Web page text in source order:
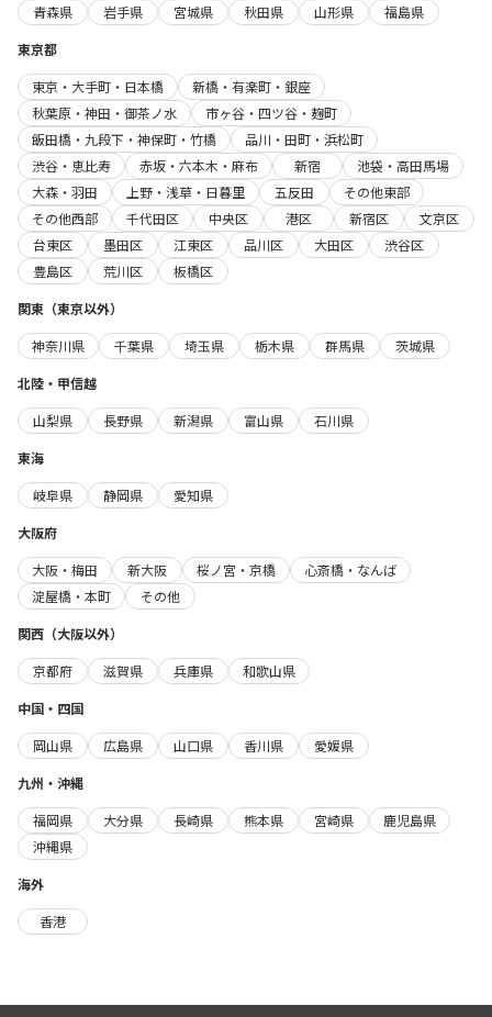
青森県
岩手県 宮城県 秋田県 山形県
福島県
東京都
東京・大手町・日本橋
新橋・有楽町・銀座
秋葉原・神田・御茶ノ水
市ヶ谷・四ツ谷・麹町
飯田橋・九段下・神保町・竹橋
品川・田町・浜松町
渋谷・恵比寿
赤坂・六本木・麻布 新宿
池袋・高田馬場
大森・羽田
上野・浅草・日暮里 五反田
その他東部
その他西部
千代田区 中央区 港区 新宿区
文京区
台東区
墨田区 江東区 品川区 大田区
渋谷区
豊島区
荒川区
板橋区
関東（東京以外）
神奈川県
千葉県 埼玉県 栃木県 群馬県
茨城県
北陸・甲信越
山梨県
長野県 新潟県 富山県
石川県
東海
岐阜県
静岡県
愛知県
大阪府
大阪・梅田
新大阪 桜ノ宮・京橋
心斎橋・なんば
淀屋橋・本町
その他
関西（大阪以外）
京都府
滋賀県 兵庫県
和歌山県
中国・四国
岡山県
広島県 山口県 香川県
愛媛県
九州・沖縄
福岡県
大分県 長崎県 熊本県 宮崎県
鹿児島県
沖縄県
海外
香港